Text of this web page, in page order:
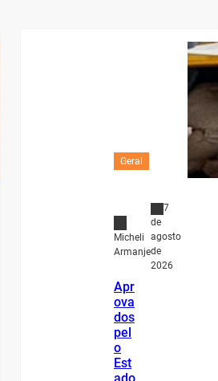
Geral
Micheli
Armanje
7
de
agosto
de
2026
Apr
ova
dos
pel
o
Est